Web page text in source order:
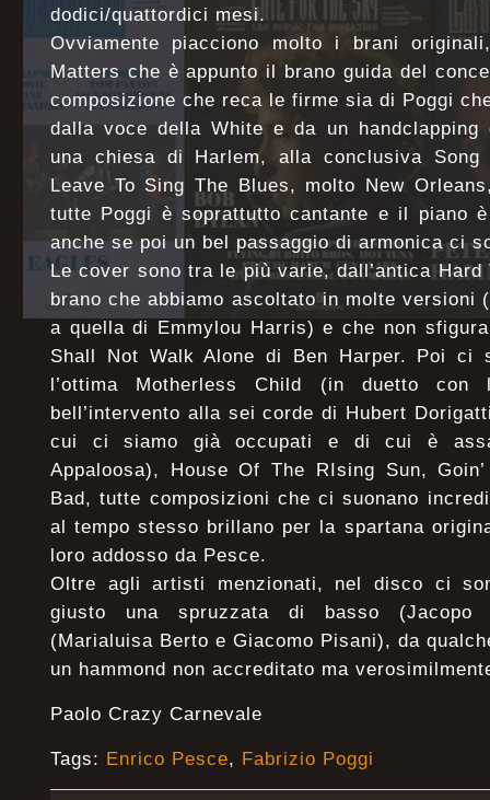
dodici/quattordici mesi.
Ovviamente piacciono molto i brani
Matters che è appunto il brano guida del
composizione che reca le firme sia di Poggi
dalla voce della White e da un
una chiesa di Harlem, alla conclusiva Song
Leave To Sing The Blues, molto New
tutte Poggi è soprattutto cantante e il piano
anche se poi un bel passaggio di armonica ci
Le cover sono tra le più varie, dall’antica Hard
brano che abbiamo ascoltato in molte versioni
a quella di Emmylou Harris) e che non
Shall Not Walk Alone di Ben Harper. Poi ci
l’ottima Motherless Child (in duetto
bell’intervento alla sei corde di Hubert
cui ci siamo già occupati e di cui è
Appaloosa), House Of The RIsing Sun,
Bad, tutte composizioni che ci suonano
al tempo stesso brillano per la spartana
loro addosso da Pesce.
Oltre agli artisti menzionati, nel disco ci
giusto una spruzzata di basso (Jacopo
(Marialuisa Berto e Giacomo Pisani), da
un hammond non accreditato ma
Paolo Crazy Carnevale
Tags: Enrico Pesce, Fabrizio Poggi